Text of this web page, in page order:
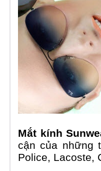
Mắt kính
cận của những
Police, Lacoste,